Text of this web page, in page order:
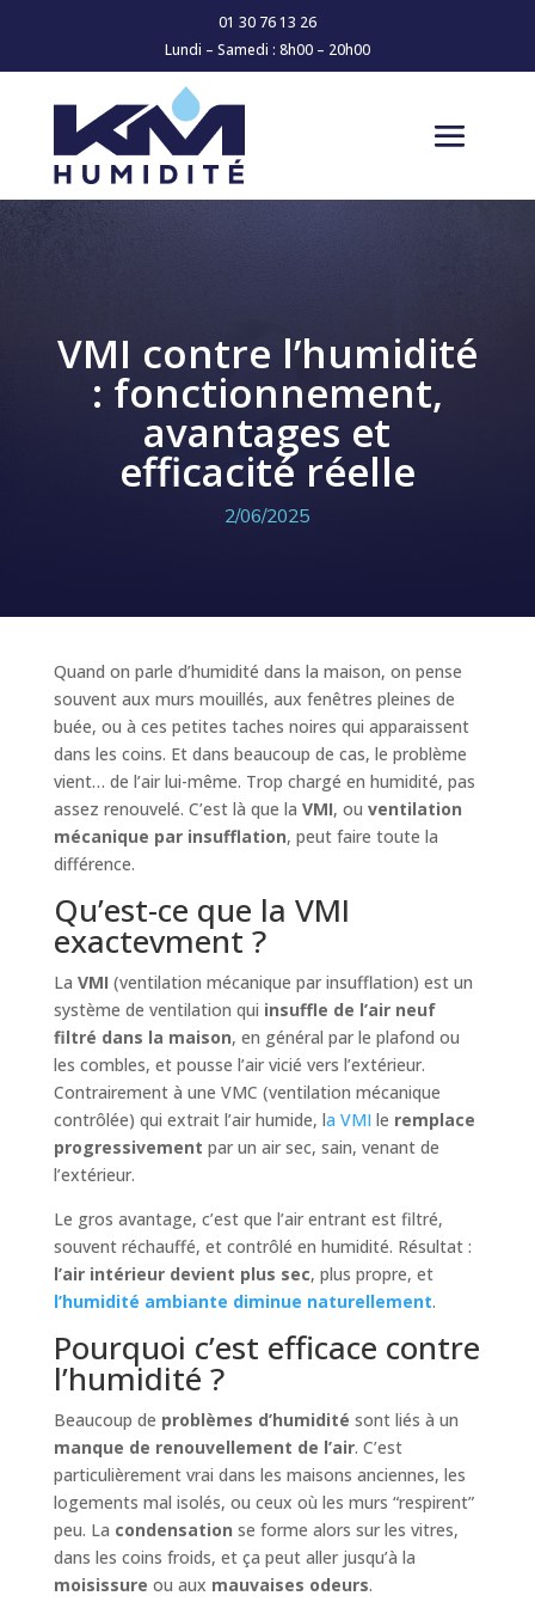
01 30 76 13 26
Lundi – Samedi : 8h00 – 20h00
VMI contre l’humidité
: fonctionnement,
avantages et
efficacité réelle
2/06/2025
Quand on parle d’humidité dans la maison, on pense
souvent aux murs mouillés, aux fenêtres pleines de
buée, ou à ces petites taches noires qui apparaissent
dans les coins. Et dans beaucoup de cas, le problème
vient… de l’air lui-même. Trop chargé en humidité, pas
assez renouvelé. C’est là que la VMI, ou ventilation
mécanique par insufflation, peut faire toute la
différence.
Qu’est-ce que la VMI
exactevment ?
La VMI (ventilation mécanique par insufflation) est un
système de ventilation qui insuffle de l’air neuf
filtré dans la maison, en général par le plafond ou
les combles, et pousse l’air vicié vers l’extérieur.
Contrairement à une VMC (ventilation mécanique
contrôlée) qui extrait l’air humide, la VMI le remplace
progressivement par un air sec, sain, venant de
l’extérieur.
Le gros avantage, c’est que l’air entrant est filtré,
souvent réchauffé, et contrôlé en humidité. Résultat :
l’air intérieur devient plus sec, plus propre, et
l’humidité ambiante diminue naturellement.
Pourquoi c’est efficace contre
l’humidité ?
Beaucoup de problèmes d’humidité sont liés à un
manque de renouvellement de l’air. C’est
particulièrement vrai dans les maisons anciennes, les
logements mal isolés, ou ceux où les murs “respirent”
peu. La condensation se forme alors sur les vitres,
dans les coins froids, et ça peut aller jusqu’à la
moisissure ou aux mauvaises odeurs.